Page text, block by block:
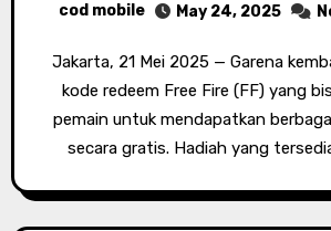
cod mobile May 24, 2025
Jakarta, 21 Mei 2025 — Garena kembali membagikan
kode redeem Free Fire (FF) yang
pemain untuk mendapatkan
secara gratis. Hadiah yang